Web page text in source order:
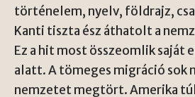
történelem, nyelv, földrajz,
Kanti tiszta ész áthatolt a
Ez a hit most összeomlik saját
alatt. A tömeges migráció sok
nemzetet megtört. Amerika